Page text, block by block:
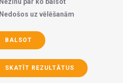
Nedošos uz vēlēšanām
BALSOT
SKATĪT REZULTĀTUS